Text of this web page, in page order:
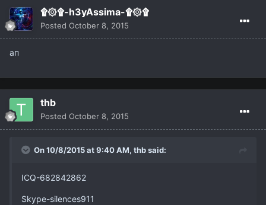
۩۞۩-h3yAssima-۩۞۩
Posted October 8, 2015
ап
thb
Posted October 8, 2015
On 10/8/2015 at 9:40 AM, thbsaid:
ICQ-682842862
Skype-silences911